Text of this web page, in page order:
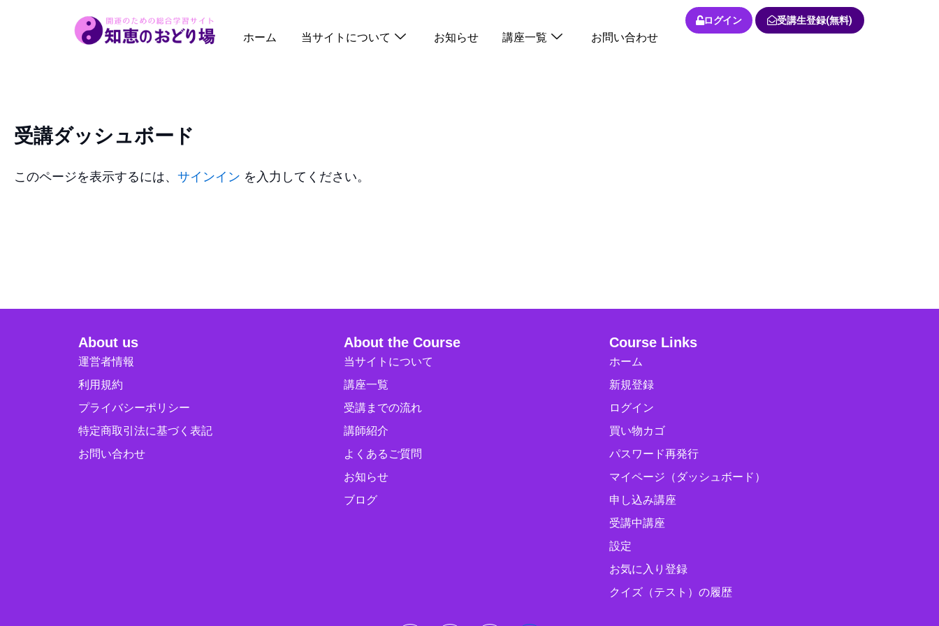
ホーム 当サイトについて お知らせ 講座一覧 お問い合わせ
ログイン 受講生登録(無料)
受講ダッシュボード
このページを表示するには、 サインイン を入力してください。
About us
運営者情報
利用規約
プライバシーポリシー
特定商取引法に基づく表記
お問い合わせ
About the Course
当サイトについて
講座一覧
受講までの流れ
講師紹介
よくあるご質問
お知らせ
ブログ
Course Links
ホーム
新規登録
ログイン
買い物カゴ
パスワード再発行
マイページ（ダッシュボード）
申し込み講座
受講中講座
設定
お気に入り登録
クイズ（テスト）の履歴